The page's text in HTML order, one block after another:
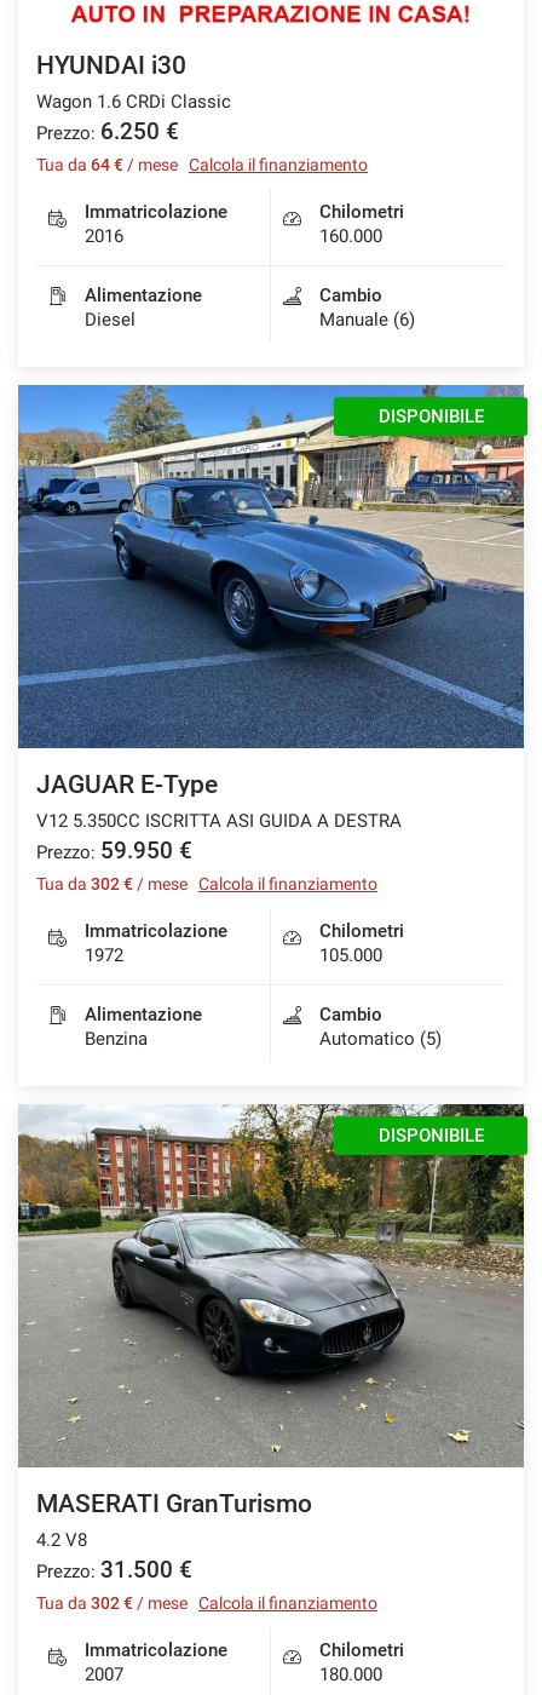
HYUNDAI i30
Wagon 1.6 CRDi Classic
Prezzo: 6.250 €
Tua da 64 € / mese Calcola il finanziamento
Immatricolazione
2016
Chilometri
160.000
Alimentazione
Diesel
Cambio
Manuale (6)
DISPONIBILE
JAGUAR E-Type
V12 5.350CC ISCRITTA ASI GUIDA A DESTRA
Prezzo: 59.950 €
Tua da 302 € / mese Calcola il finanziamento
Immatricolazione
1972
Chilometri
105.000
Alimentazione
Benzina
Cambio
Automatico (5)
DISPONIBILE
MASERATI GranTurismo
4.2 V8
Prezzo: 31.500 €
Tua da 302 € / mese Calcola il finanziamento
Immatricolazione
2007
Chilometri
180.000